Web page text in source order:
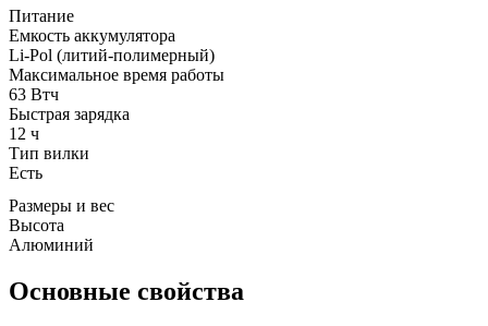
Питание
Емкость аккумулятора
Li-Pol (литий-полимерный)
Максимальное время работы
63 Втч
Быстрая зарядка
12 ч
Тип вилки
Есть
Размеры и вес
Высота
Алюминий
Основные свойства